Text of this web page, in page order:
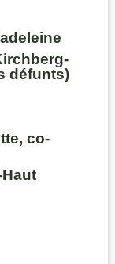
défunts)
co-